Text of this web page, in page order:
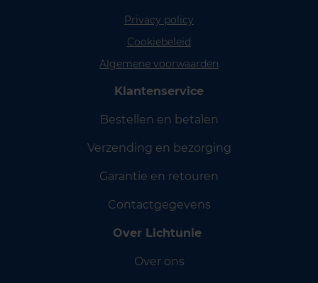
Privacy policy
Cookiebeleid
Algemene voorwaarden
Klantenservice
Bestellen en betalen
Verzending en bezorging
Garantie en retouren
Contactgegevens
Over Lichtunie
Over ons